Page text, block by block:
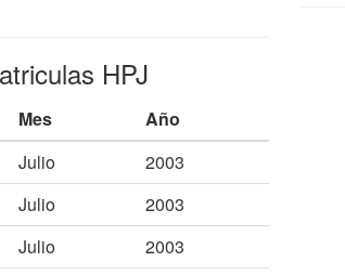
HPJ
Mes
Año
Julio
2003
Julio
2003
Julio
2003